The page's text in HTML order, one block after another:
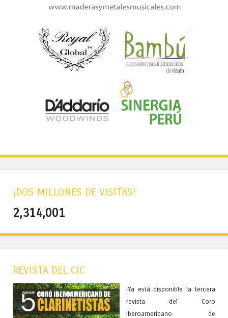
¡DOS MILLONES DE VISITAS!
2,314,001
REVISTA DEL CIC
¡Ya está disponible la tercera
revista del Coro
Iberoamericano de